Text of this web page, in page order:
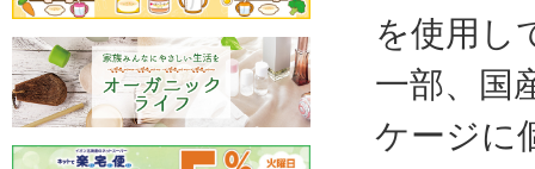
を使用し
一部、国
ケージに